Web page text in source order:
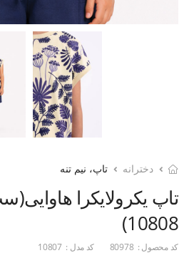
دخترانه تاپ، نیم تنه
تاپ یکرولایکرا
10808)
کد محصول : 80978 کد مدل : 10807